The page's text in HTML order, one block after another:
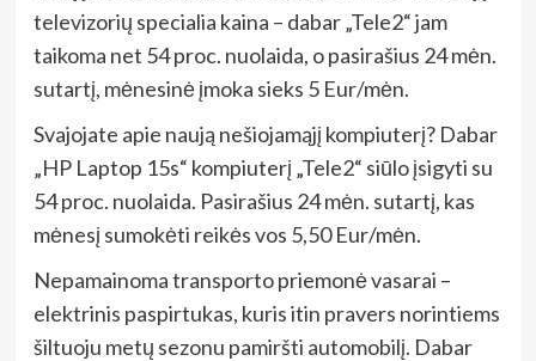
televizorių specialia kaina – dabar „Tele2“ jam
taikoma net 54 proc. nuolaida, o pasirašius 24 mėn.
sutartį, mėnesinė įmoka sieks 5 Eur/mėn.
Svajojate apie naują nešiojamąjį kompiuterį? Dabar
„HP Laptop 15s“ kompiuterį „Tele2“ siūlo įsigyti su
54 proc. nuolaida. Pasirašius 24 mėn. sutartį, kas
mėnesį sumokėti reikės vos 5,50 Eur/mėn.
Nepamainoma transporto priemonė vasarai –
elektrinis paspirtukas, kuris itin pravers norintiems
šiltuoju metų sezonu pamiršti automobilį. Dabar